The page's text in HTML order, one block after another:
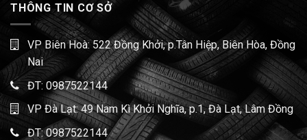
THÔNG TIN CƠ SỞ
VP Biên Hoà: 522 Đồng Khởi, p.Tân Hiệp, Biên Hòa, Đồng
Nai
ĐT: 0987522144
VP Đà Lạt: 49 Nam Kì Khởi Nghĩa, p.1, Đà Lạt, Lâm Đồng
ĐT:0987522144